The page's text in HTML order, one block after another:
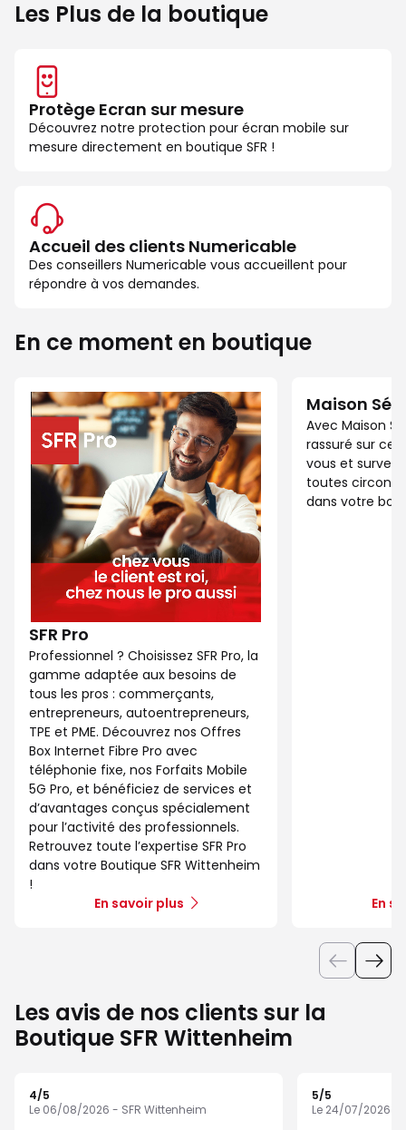
Les Plus de la boutique
Protège Ecran sur mesure
Découvrez notre protection pour écran mobile sur
mesure directement en boutique SFR !
Accueil des clients Numericable
Des conseillers Numericable vous accueillent pour
répondre à vos demandes.
En ce moment en boutique
SFR Pro
Professionnel ? Choisissez SFR Pro, la
gamme adaptée aux besoins de
tous les pros : commerçants,
entrepreneurs, autoentrepreneurs,
TPE et PME. Découvrez nos Offres
Box Internet Fibre Pro avec
téléphonie fixe, nos Forfaits Mobile
5G Pro, et bénéficiez de services et
d’avantages conçus spécialement
pour l’activité des professionnels.
Retrouvez toute l’expertise SFR Pro
dans votre Boutique SFR Wittenheim
!
En savoir plus
Maison
Avec Maison
rassuré sur ce
vous et
toutes
dans votre
En
Les avis de nos clients sur la
Boutique SFR Wittenheim
4/5
Le 06/08/2026 - SFR Wittenheim
5/5
Le 24/07/2026 -